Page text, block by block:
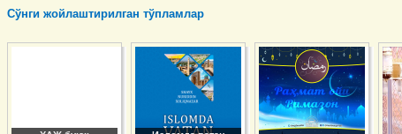
Сўнги жойлаштирилган тўпламлар